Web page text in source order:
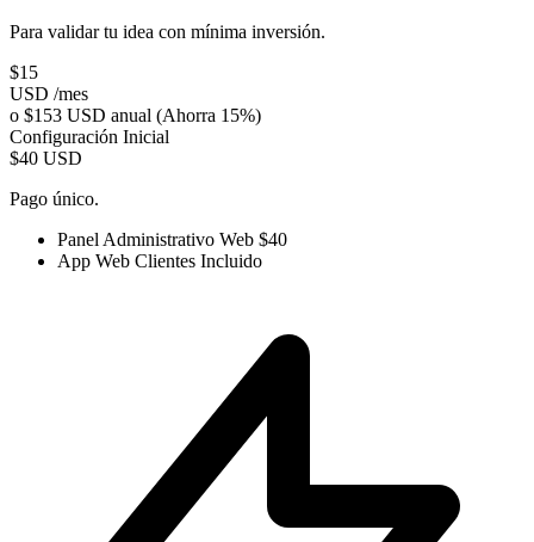
Para validar tu idea con mínima inversión.
$15
USD /mes
o $153 USD anual (Ahorra 15%)
Configuración Inicial
$40 USD
Pago único.
Panel Administrativo Web $40
App Web Clientes Incluido